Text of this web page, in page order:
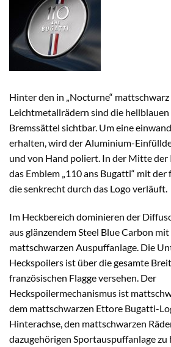
Hinter den in „Nocturne“
Leichtmetallrädern sind die hellblauen
Bremssättel sichtbar. Um eine
erhalten, wird der Aluminium-
und von Hand poliert. In der Mitte der
das Emblem „110 ans Bugatti“ mit der
die senkrecht durch das Logo verläuft.
Im Heckbereich dominieren der
aus glänzendem Steel Blue Carbon
mattschwarzen Auspuffanlage. Die
Heckspoilers ist über die gesamte
französischen Flagge versehen. Der
Heckspoilermechanismus ist
dem mattschwarzen Ettore Bugatti-
Hinterachse, den mattschwarzen
dazugehörigen Sportauspuffanlage zu